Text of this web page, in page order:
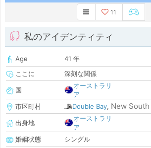
11
私のアイデンティティ
Age
41 年
ここに
深刻な関係
国
オーストラリ
ア
市区町村
Double Bay, New South
出身地
オーストラリ
ア
婚姻状態
シングル